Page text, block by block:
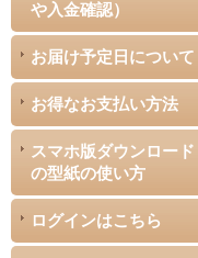
や入金確認）
お届け予定日について
お得なお支払い方法
スマホ版ダウンロード
の型紙の使い方
ログインはこちら